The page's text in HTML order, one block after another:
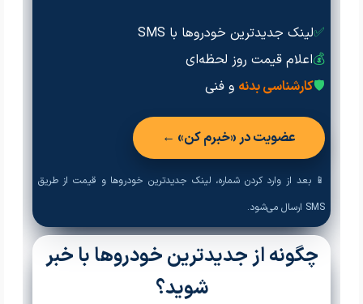
✅لینک جدیدترین خودروها با SMS
💰اعلام قیمت روز لحظه‌ای
🛡️کارشناسی بدنه و فنی
عضویت در «خبرم کن» ←
📱 بعد از وارد کردن شماره، لینک جدیدترین خودروها و قیمت از طریق
SMS ارسال می‌شود.
چگونه از جدیدترین خودروها با خبر
شوید؟